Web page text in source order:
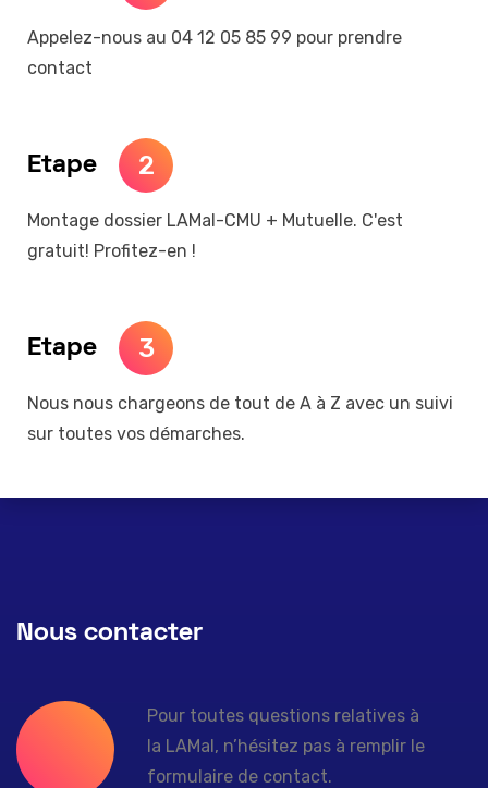
Appelez-nous au 04 12 05 85 99 pour prendre
contact
Etape 2
Montage dossier LAMal-CMU + Mutuelle. C'est
gratuit! Profitez-en !
Etape 3
Nous nous chargeons de tout de A à Z avec un suivi
sur toutes vos démarches.
Nous contacter
Pour toutes questions relatives à
la LAMal, n’hésitez pas à remplir le
formulaire de contact.